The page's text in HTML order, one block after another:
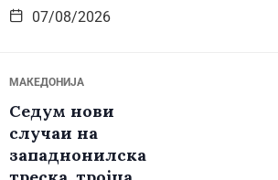
07/08/2026
МАКЕДОНИЈА
Седум нови
случаи на
западнонилска